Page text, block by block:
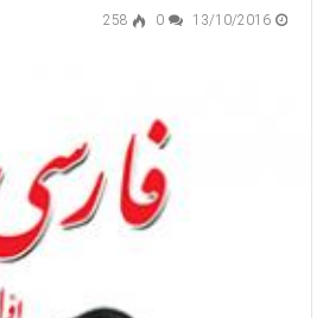
13/10/2016
0
258